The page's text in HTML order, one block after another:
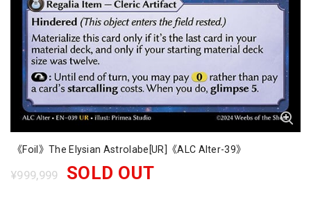
《Foil》The Elysian Astrolabe[UR]《ALC Alter-39》
¥999,999 SOLD OUT